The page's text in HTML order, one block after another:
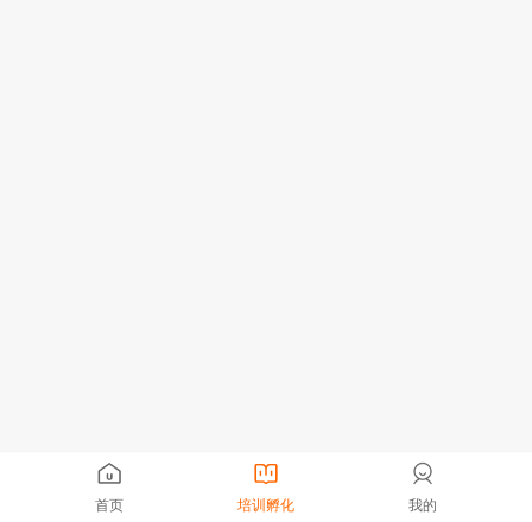
首页 培训孵化 我的